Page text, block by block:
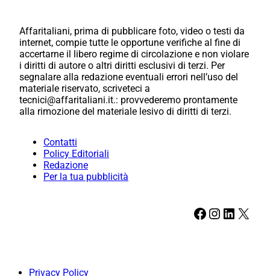
Affaritaliani, prima di pubblicare foto, video o testi da
internet, compie tutte le opportune verifiche al fine di
accertarne il libero regime di circolazione e non violare
i diritti di autore o altri diritti esclusivi di terzi. Per
segnalare alla redazione eventuali errori nell’uso del
materiale riservato, scriveteci a
tecnici@affaritaliani.it.: provvederemo prontamente
alla rimozione del materiale lesivo di diritti di terzi.
Contatti
Policy Editoriali
Redazione
Per la tua pubblicità
Facebook Instagram LinkedIn X
Privacy Policy